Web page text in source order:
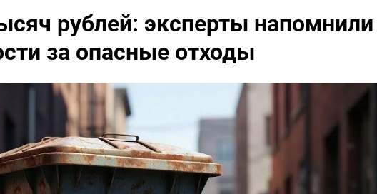
рублей: эксперты напомнили
за опасные отходы